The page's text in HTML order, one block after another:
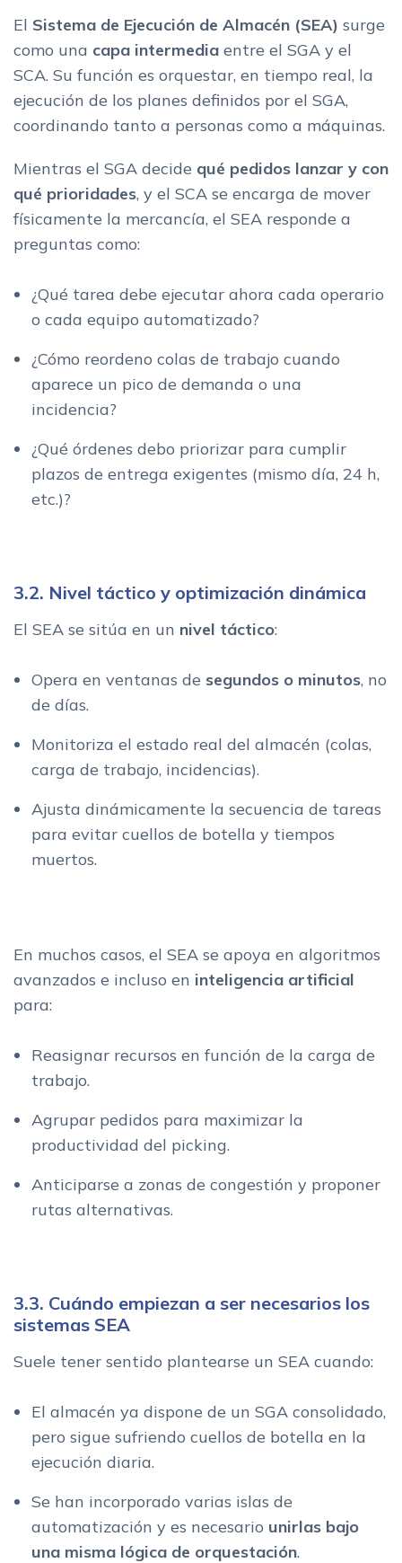
El Sistema de Ejecución de Almacén (SEA) surge
como una capa intermedia entre el SGA y el
SCA. Su función es orquestar, en tiempo real, la
ejecución de los planes definidos por el SGA,
coordinando tanto a personas como a máquinas.
Mientras el SGA decide qué pedidos lanzar y con
qué prioridades, y el SCA se encarga de mover
físicamente la mercancía, el SEA responde a
preguntas como:
¿Qué tarea debe ejecutar ahora cada operario
o cada equipo automatizado?
¿Cómo reordeno colas de trabajo cuando
aparece un pico de demanda o una
incidencia?
¿Qué órdenes debo priorizar para cumplir
plazos de entrega exigentes (mismo día, 24 h,
etc.)?
3.2. Nivel táctico y optimización dinámica
El SEA se sitúa en un nivel táctico:
Opera en ventanas de segundos o minutos, no
de días.
Monitoriza el estado real del almacén (colas,
carga de trabajo, incidencias).
Ajusta dinámicamente la secuencia de tareas
para evitar cuellos de botella y tiempos
muertos.
En muchos casos, el SEA se apoya en algoritmos
avanzados e incluso en inteligencia artificial
para:
Reasignar recursos en función de la carga de
trabajo.
Agrupar pedidos para maximizar la
productividad del picking.
Anticiparse a zonas de congestión y proponer
rutas alternativas.
3.3. Cuándo empiezan a ser necesarios los
sistemas SEA
Suele tener sentido plantearse un SEA cuando:
El almacén ya dispone de un SGA consolidado,
pero sigue sufriendo cuellos de botella en la
ejecución diaria.
Se han incorporado varias islas de
automatización y es necesario unirlas bajo
una misma lógica de orquestación.